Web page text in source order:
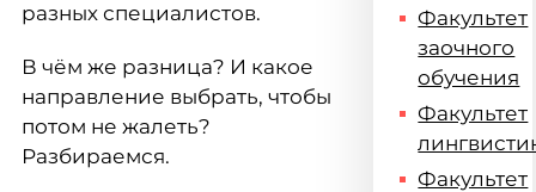
разных специалистов.
В чём же разница? И какое
направление выбрать, чтобы
потом не жалеть?
Разбираемся.
Факультет
заочного
обучения
Факультет
Факультет